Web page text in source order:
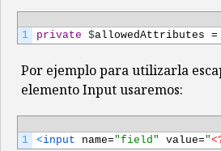
1 private $allowedAttributes =
Por ejemplo para utilizarla
elemento Input usaremos:
1 <input name="field" value="